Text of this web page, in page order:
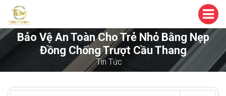
Bảo Vệ An Toàn Cho Trẻ Nhỏ Bằng Nẹp
Đồng Chống Trượt Cầu Thang
Tin Tức